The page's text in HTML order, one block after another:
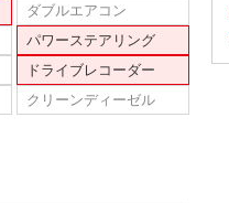
ダブルエアコン
パワーステアリング
ドライブレコーダー
クリーンディーゼル